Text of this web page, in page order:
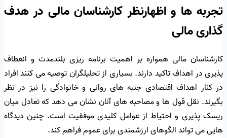
تجربه ها و اظهارنظر کارشناسان مالی در هدف
گذاری مالی
کارشناسان مالی همواره بر اهمیت برنامه ریزی بلندمدت و انعطاف
پذیری در اهداف تاکید دارند. بسیاری از تحلیلگران توصیه می کنند افراد
در کنار اهداف اقتصادی جنبه های روانی و خانوادگی را نیز در نظر
بگیرند. نقل قول ها و مصاحبه های آنان نشان می دهد که تعادل میان
ریسک پذیری و احتیاط از عوامل کلیدی موفقیت است. چنین دیدگاه
هایی می تواند الگوهای ارزشمندی برای عموم فراهم کند.